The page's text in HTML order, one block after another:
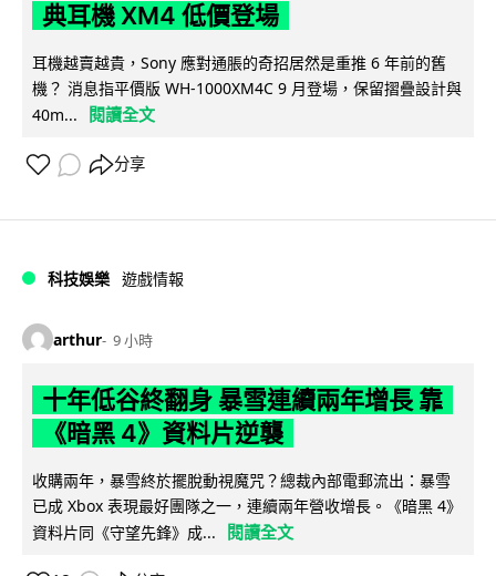
典耳機 XM4 低價登場
耳機越賣越貴，Sony 應對通脹的奇招居然是重推 6 年前的舊
機？ 消息指平價版 WH-1000XM4C 9 月登場，保留摺疊設計與
40m...
閱讀全文
分享
科技娛樂 遊戲情報
arthur 9 小時
十年低谷終翻身 暴雪連續兩年增長 靠
《暗黑 4》資料片逆襲
收購兩年，暴雪終於擺脫動視魔咒？總裁內部電郵流出：暴雪
已成 Xbox 表現最好團隊之一，連續兩年營收增長。《暗黑 4》
資料片同《守望先鋒》成...
閱讀全文